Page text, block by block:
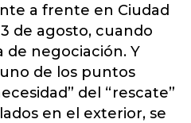
a frente en Ciudad
de agosto, cuando
de negociación. Y
de los puntos
del “rescate”
en el exterior, se